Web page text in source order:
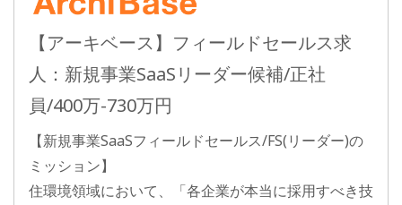
【アーキベース】フィールドセールス求
人：新規事業SaaSリーダー候補/正社
員/400万-730万円
【新規事業SaaSフィールドセールス/FS(リーダー)の
ミッション】
住環境領域において、「各企業が本当に採用すべき技